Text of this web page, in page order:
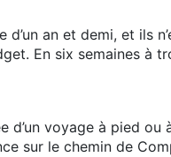
an et demi, et ils
En six semaines à
voyage à pied ou
sur le chemin de